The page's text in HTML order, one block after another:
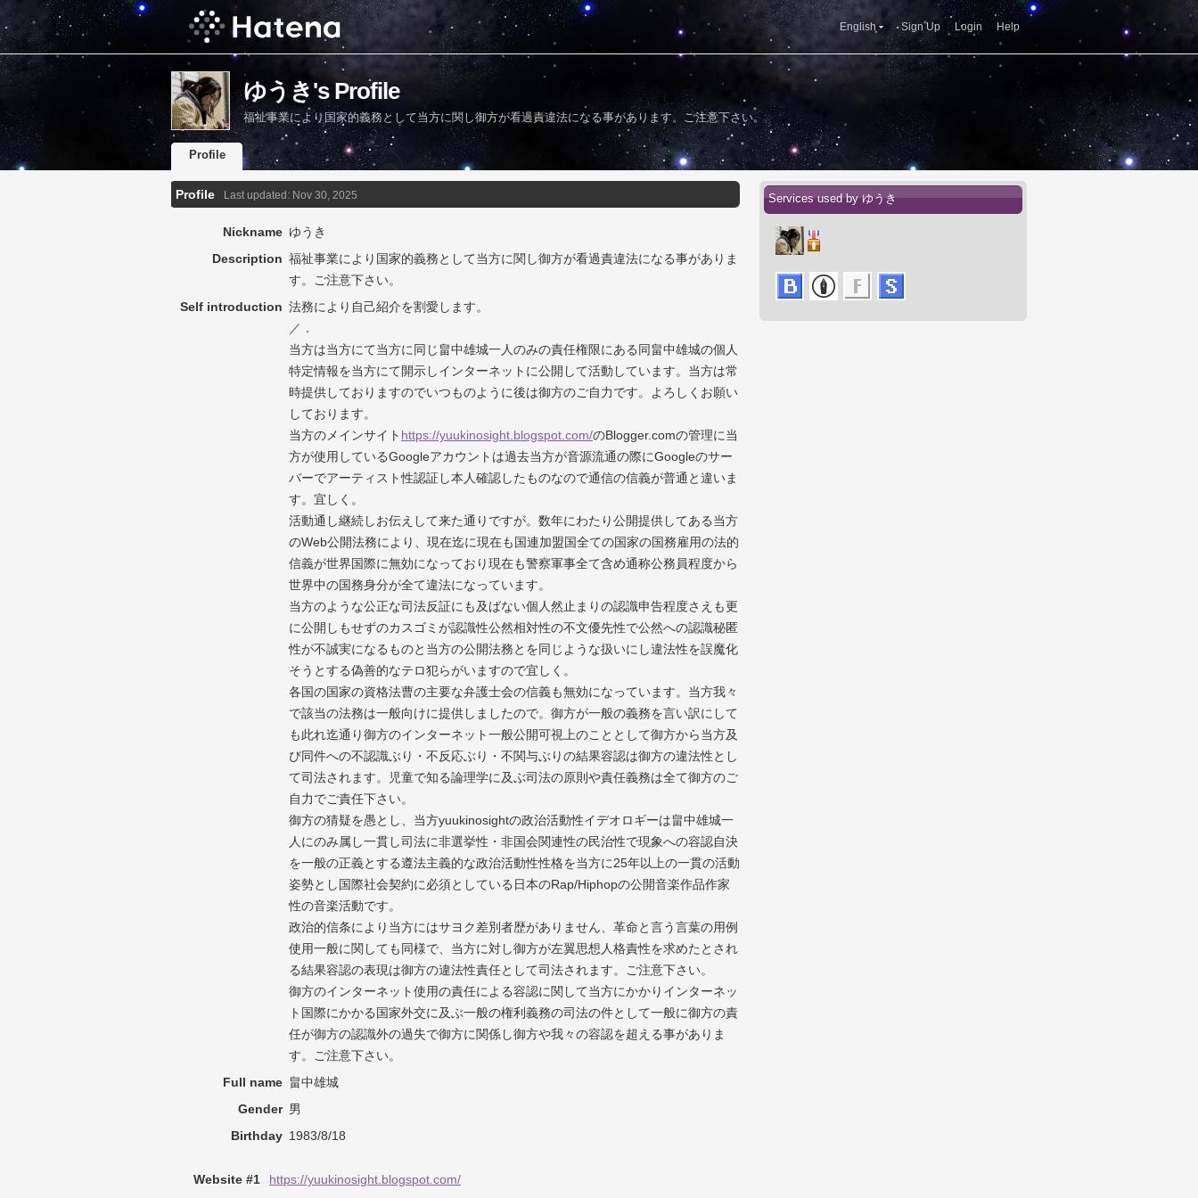
English Sign Up Login Help
ゆうき's Profile
福祉事業により国家的義務として当方に関し御方が看過責違法になる事があります。ご注意下さい。
Profile
Profile Last updated: Nov 30, 2025
Nickname ゆうき
Description 福祉事業により国家的義務として当方に関し御方が看過責違法になる事がありま
す。ご注意下さい。
Self introduction 法務により自己紹介を割愛します。
／．
当方は当方にて当方に同じ畠中雄城一人のみの責任権限にある同畠中雄城の個人
特定情報を当方にて開示しインターネットに公開して活動しています。当方は常
時提供しておりますのでいつものように後は御方のご自力です。よろしくお願い
しております。
当方のメインサイト https://yuukinosight.blogspot.com/のBlogger.comの管理に当
方が使用しているGoogleアカウントは過去当方が音源流通の際にGoogleのサー
バーでアーティスト性認証し本人確認したものなので通信の信義が普通と違いま
す。宜しく。
活動通し継続しお伝えして来た通りですが。数年にわたり公開提供してある当方
のWeb公開法務により、現在迄に現在も国連加盟国全ての国家の国務雇用の法的
信義が世界国際に無効になっており現在も警察軍事全て含め通称公務員程度から
世界中の国務身分が全て違法になっています。
当方のような公正な司法反証にも及ばない個人然止まりの認識申告程度さえも更
に公開しもせずのカスゴミが認識性公然相対性の不文優先性で公然への認識秘匿
性が不誠実になるものと当方の公開法務とを同じような扱いにし違法性を誤魔化
そうとする偽善的なテロ犯らがいますので宜しく。
各国の国家の資格法曹の主要な弁護士会の信義も無効になっています。当方我々
で該当の法務は一般向けに提供しましたので。御方が一般の義務を言い訳にして
も此れ迄通り御方のインターネット一般公開可視上のこととして御方から当方及
び同件への不認識ぶり・不反応ぶり・不関与ぶりの結果容認は御方の違法性とし
て司法されます。児童で知る論理学に及ぶ司法の原則や責任義務は全て御方のご
自力でご責任下さい。
御方の猜疑を愚とし、当方yuukinosightの政治活動性イデオロギーは畠中雄城一
人にのみ属し一貫し司法に非選挙性・非国会関連性の民治性で現象への容認自決
を一般の正義とする遵法主義的な政治活動性性格を当方に25年以上の一貫の活動
姿勢とし国際社会契約に必須としている日本のRap/Hiphopの公開音楽作品作家
性の音楽活動です。
政治的信条により当方にはサヨク差別者歴がありません、革命と言う言葉の用例
使用一般に関しても同様で、当方に対し御方が左翼思想人格責性を求めたとされ
る結果容認の表現は御方の違法性責任として司法されます。ご注意下さい。
御方のインターネット使用の責任による容認に関して当方にかかりインターネッ
ト国際にかかる国家外交に及ぶ一般の権利義務の司法の件として一般に御方の責
任が御方の認識外の過失で御方に関係し御方や我々の容認を超える事がありま
す。ご注意下さい。
Full name 畠中雄城
Gender 男
Birthday 1983/8/18
Website #1
https://yuukinosight.blogspot.com/
Services used by ゆうき